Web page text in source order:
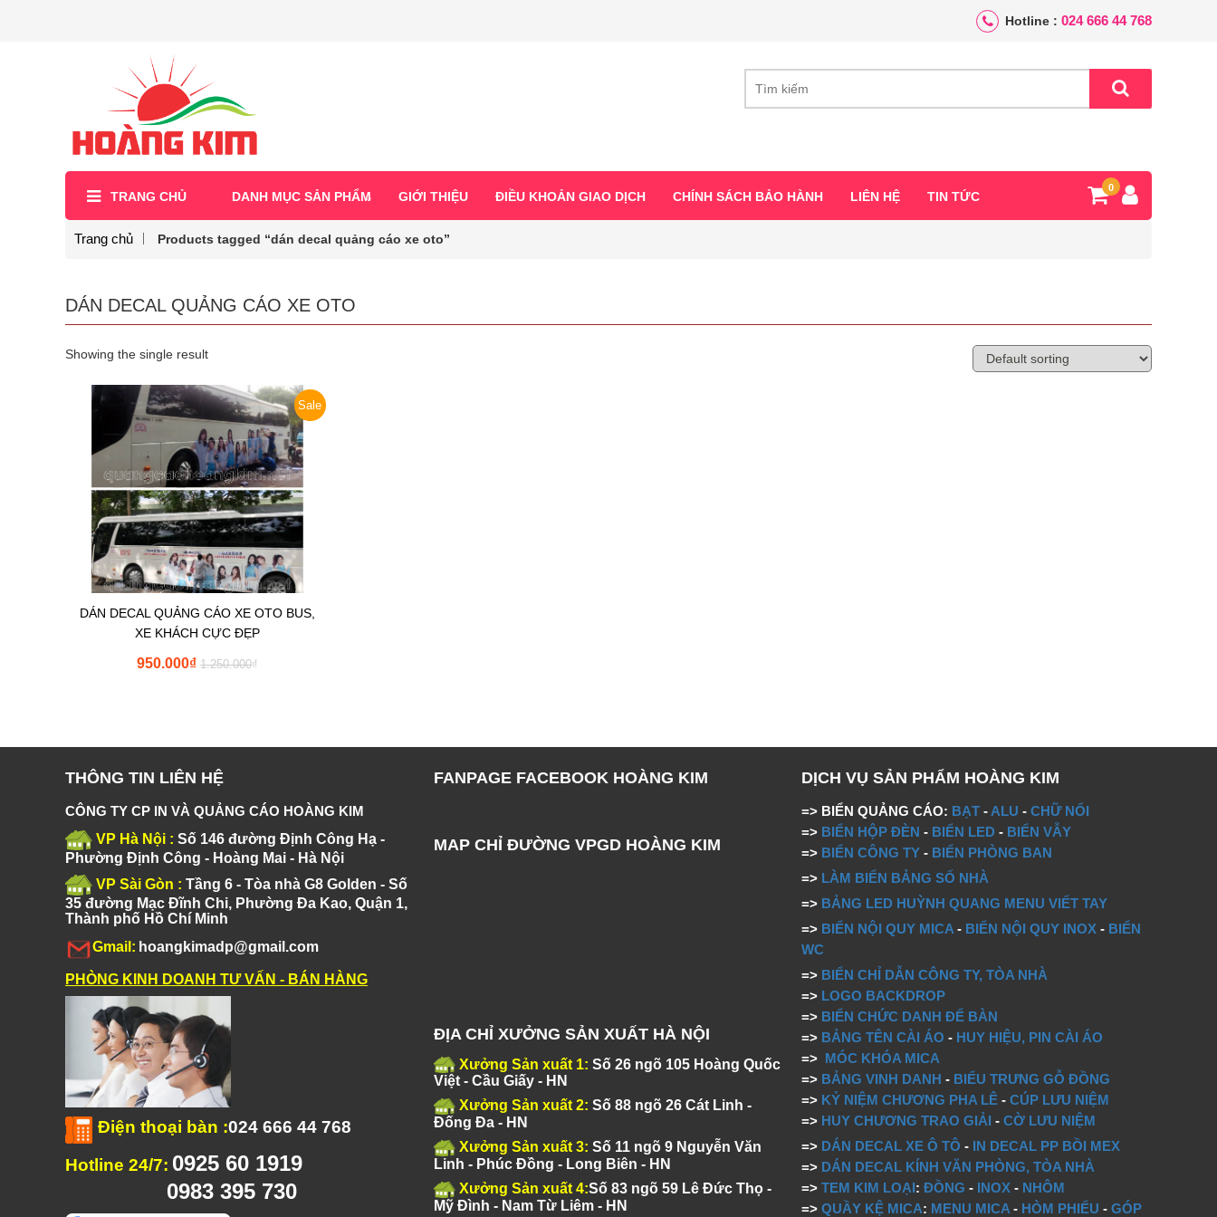
Hotline : 024 666 44 768
TRANG CHỦ DANH MỤC SẢN PHẨM GIỚI THIỆU ĐIỀU KHOẢN GIAO DỊCH CHÍNH SÁCH BẢO HÀNH LIÊN HỆ TIN TỨC
0
Trang chủ Products tagged “dán decal quảng cáo xe oto”
DÁN DECAL QUẢNG CÁO XE OTO
Showing the single result
Sale
DÁN DECAL QUẢNG CÁO XE OTO BUS,
XE KHÁCH CỰC ĐẸP
₫
1.250.000
₫
950.000
THÔNG TIN LIÊN HỆ
CÔNG TY CP IN VÀ QUẢNG CÁO HOÀNG KIM
VP Hà Nội : Số 146 đường Định Công Hạ -
Phường Định Công - Hoàng Mai - Hà Nội
VP Sài Gòn : Tầng 6 - Tòa nhà G8 Golden - Số
35 đường Mạc Đĩnh Chi, Phường Đa Kao, Quận 1,
Thành phố Hồ Chí Minh
Gmail: hoangkimadp@gmail.com
PHÒNG KINH DOANH TƯ VẤN - BÁN HÀNG
Điện thoại bàn :024 666 44 768
Hotline 24/7: 0925 60 1919
0983 395 730
FANPAGE FACEBOOK HOÀNG KIM
MAP CHỈ ĐƯỜNG VPGD HOÀNG KIM
ĐỊA CHỈ XƯỞNG SẢN XUẤT HÀ NỘI
Xưởng Sản xuất 1: Số 26 ngõ 105 Hoàng Quốc
Việt - Cầu Giấy - HN
Xưởng Sản xuất 2: Số 88 ngõ 26 Cát Linh -
Đống Đa - HN
Xưởng Sản xuất 3: Số 11 ngõ 9 Nguyễn Văn
Linh - Phúc Đồng - Long Biên - HN
Xưởng Sản xuất 4:Số 83 ngõ 59 Lê Đức Thọ -
Mỹ Đình - Nam Từ Liêm - HN
DỊCH VỤ SẢN PHẨM HOÀNG KIM
=> BIỂN QUẢNG CÁO: BẠT - ALU -CHỮ NỔI
=> BIỂN HỘP ĐÈN - BIỂN LED - BIỂN VẪY
=> BIỂN CÔNG TY - BIỂN PHÒNG BAN
=> LÀM BIỂN BẢNG SỐ NHÀ
=> BẢNG LED HUỲNH QUANG MENU VIẾT TAY
=> BIỂN NỘI QUY MICA - BIỂN NỘI QUY INOX - BIỂN
WC
=> BIỂN CHỈ DẪN CÔNG TY, TÒA NHÀ
=> LOGO BACKDROP
=> BIỂN CHỨC DANH ĐỂ BÀN
=> BẢNG TÊN CÀI ÁO - HUY HIỆU, PIN CÀI ÁO
=> MÓC KHÓA MICA
=> BẢNG VINH DANH - BIỂU TRƯNG GỖ ĐỒNG
=> KỶ NIỆM CHƯƠNG PHA LÊ -CÚP LƯU NIỆM
=> HUY CHƯƠNG TRAO GIẢI -CỜ LƯU NIỆM
=> DÁN DECAL XE Ô TÔ - IN DECAL PP BỒI MEX
=> DÁN DECAL KÍNH VĂN PHÒNG, TÒA NHÀ
=>TEM KIM LOẠI:ĐỒNG - INOX - NHÔM
=>QUẦY KỆ MICA: MENU MICA - HÒM PHIẾU -GÓP